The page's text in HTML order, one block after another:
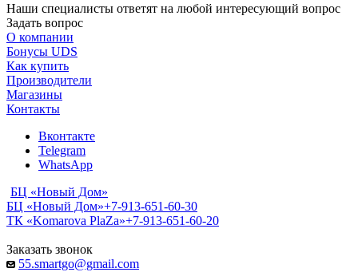
Наши специалисты ответят на любой интересующий вопрос
Задать вопрос
О компании
Бонусы UDS
Как купить
Производители
Магазины
Контакты
Вконтакте
Telegram
WhatsApp
БЦ «Новый Дом»
БЦ «Новый Дом»+7-913-651-60-30
ТК «Komarova PlaZa»+7-913-651-60-20
Заказать звонок
55.smartgo@gmail.com